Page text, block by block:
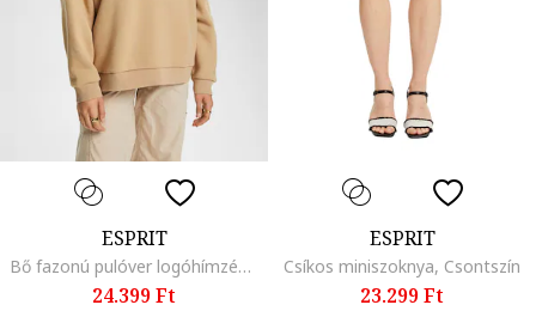
ESPRIT
Bő fazonú pulóver logóhímzéssel, Világosbarna
24.399 Ft
ESPRIT
Csíkos miniszoknya, Csontszín
23.299 Ft